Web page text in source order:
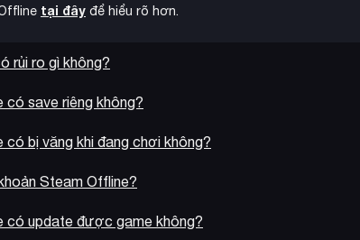
đồ thế giới lớn, đồng thời thu thập tài nguyên tiến triển
tại đây để hiểu rõ hơn.
rủi ro gì không?
save riêng không?
bị văng khi đang chơi không?
Steam Offline?
có update được game không?